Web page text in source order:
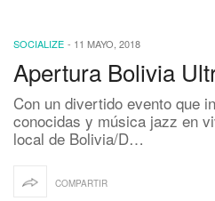
SOCIALIZE - 11 MAYO, 2018
Apertura Bolivia
Con un divertido evento que
conocidas y música jazz en
local de Bolivia/D…
COMPARTIR